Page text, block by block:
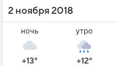
2 ноября 2018
ночь
+13°
утро
+12°